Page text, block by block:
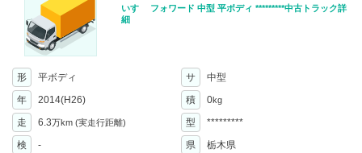
いすゞ フォワード 中型 平ボディ *********中古トラック詳
細
形 平ボディ サ
中型
年
2014(H26) 積 0kg
走 6.3万km (実走行距離) 型
*********
検
- 県 栃木県